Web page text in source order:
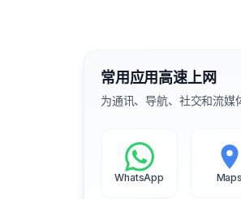
常用应用高速上网
为通讯、导航、社交和流媒
WhatsApp Maps